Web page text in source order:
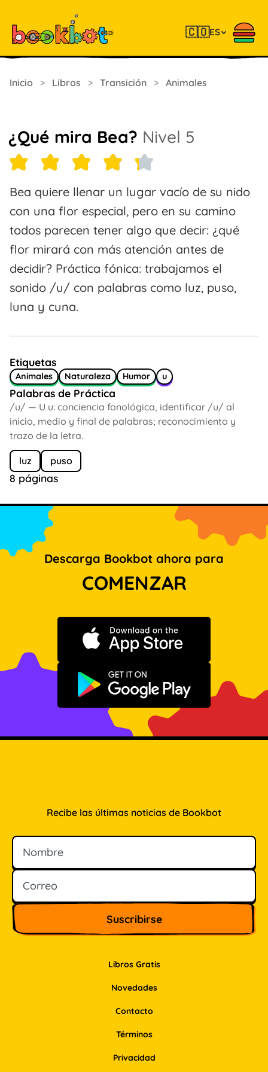
🇨🇴ES
Inicio > Libros > Transición > Animales
¿Qué mira Bea? Nivel 5
Bea quiere llenar un lugar vacío de su nido
con una flor especial, pero en su camino
todos parecen tener algo que decir: ¿qué
flor mirará con más atención antes de
decidir? Práctica fónica: trabajamos el
sonido /u/ con palabras como luz, puso,
luna y cuna.
Etiquetas
Animales Naturaleza Humor u
Palabras de Práctica
/u/ — U u: conciencia fonológica, identificar /u/ al
inicio, medio y final de palabras; reconocimiento y
trazo de la letra.
luz puso
8 páginas
Descarga Bookbot ahora para
COMENZAR
Descargar en App Store
Disponible en Google Play
Libros Gratis
Novedades
Contacto
Recibe las últimas noticias de Bookbot
Nombre
Correo
Términos
Privacidad